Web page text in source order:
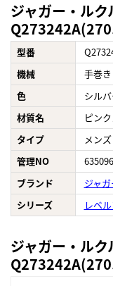
ジャガー・ル
型番
機械
手巻き
色
シル
材質名
ピン
タイプ
メンズ
管理NO
ブランド
ジャ
シリーズ
レベ
ジャガー・ル